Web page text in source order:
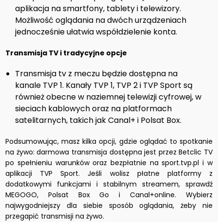
aplikacja na smartfony, tablety i telewizory.
Możliwość oglądania na dwóch urządzeniach
jednocześnie ułatwia współdzielenie konta.
Transmisja TV i tradycyjne opcje
Transmisja tv z meczu będzie dostępna na
kanale TVP 1. Kanały TVP 1, TVP 2 i TVP Sport są
również obecne w naziemnej telewizji cyfrowej, w
sieciach kablowych oraz na platformach
satelitarnych, takich jak Canal+ i Polsat Box.
Podsumowując, masz kilka opcji, gdzie oglądać to spotkanie
na żywo: darmowa transmisja dostępna jest przez Betclic TV
po spełnieniu warunków oraz bezpłatnie na sport.tvp.pl i w
aplikacji TVP Sport. Jeśli wolisz płatne platformy z
dodatkowymi funkcjami i stabilnym streamem, sprawdź
MEGOGO, Polsat Box Go i Canal+online. Wybierz
najwygodniejszy dla siebie sposób oglądania, żeby nie
przegapić transmisji na żywo.